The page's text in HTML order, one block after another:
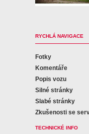
RYCHLÁ NAVIGACE
Fotky
Komentáře
Popis vozu
Silné stránky
Slabé stránky
Zkušenosti se
TECHNICKÉ INFO